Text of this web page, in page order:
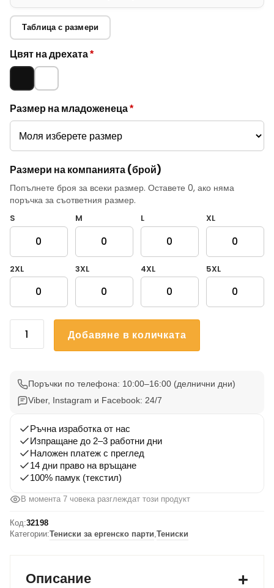
Таблица с размери
Опции за
младоженец
и компания
Цвят на дрехата*
Черно
Размер на младоженеца*
Размери на компанията (брой)
Попълнете броя за всеки размер. Оставете 0, ако няма
поръчка за съответния размер.
S M L XL
2XL 3XL 4XL 5XL
количество
ергенско
парти
беше
бира
умря
Добавяне в количката
Поръчки по телефона: 10:00–16:00 (делнични дни)
Viber, Instagram и Facebook: 24/7
Ръчна изработка от нас
Изпращане до 2–3 работни дни
Наложен платеж с преглед
14 дни право на връщане
100% памук (текстил)
В момента 7 човека разглеждат този продукт
Код:32198
Категории:Тениски за ергенско парти,Тениски
Описание